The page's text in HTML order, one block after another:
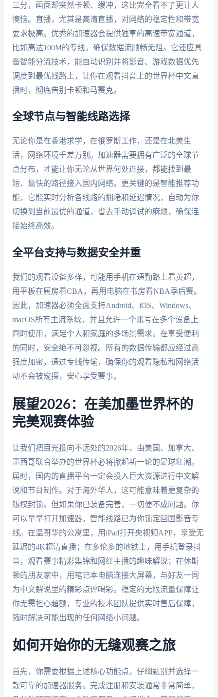
三分，画面却突然卡顿、缓冲，这比完全看不了更让人
懊恼。直播，尤其是高清直播，对网络的稳定性和带宽
要求极高。优秀的加速器会提供独享的高速带宽通道，
比如高达100M的专线，确保数据流顺畅无阻。它还应具
备智能分流技术，能自动识别并将影音、游戏数据优先
调度到最优线路上，让你在观看抖音上的世界杯中文直
播时，彻底告别卡顿和马赛克。
全球节点与智能线路选择
无论你是在香港求学，在俄罗斯工作，还是在北美生
活，网络环境千差万别。加速器需要拥有广泛的全球节
点分布，才能让你无论从世界何处连接，都能找到最
短、最快的路径接入国内网络。更关键的是智能推荐功
能，它能实时分析各线路的拥堵和延迟情况，自动为你
切换到当前最优的通道，省去手动调试的麻烦，确保连
接始终高效。
全平台支持与数据安全并重
我们的观看设备多样，可能用手机在通勤路上看英超，
用平板在厨房看CBA，再用电脑在书房看NBA季后赛。
因此，加速器必须全面支持Android、iOS、Windows、
macOS所有主流系统，并且允许一个账号在多个设备上
同时使用，满足个人和家庭的多场景需求。在享受便利
的同时，安全绝不可忽视。所有的数据传输都应经过高
强度加密，通过专线传输，确保你的观看隐私和网络活
动不会被窥探，安心享受赛事。
展望2026：在美加墨世界杯的
完美观赛体验
让我们把目光投向不远处的2026年，由美国、加拿大、
墨西哥联合举办的世界杯必将掀起新一轮的足球狂潮。
届时，国内的直播平台一定会投入巨大资源进行中文解
说和节目制作。对于海外华人，这可能意味着更复杂的
版权封锁。但如果你已装备完善，一切便不成问题。你
可以早早打开加速器，智能线路已为你锁定回国影音专
线。在温哥华的公寓里，用iPad打开央视频APP，享受无
延迟的4K超清直播；在多伦多的地铁上，用手机登录抖
音，观看赛事精彩集锦和网红主播的趣味解说；在休斯
顿的朋友家中，用笔记本电脑连接大屏幕，与好友一同
为中文解说里的精彩点评喝彩。稳定的无限流量保障让
你无需担心超额，专业的技术团队提供实时售后保障，
随时解决可能出现的任何网络小问题。
如何开始你的无缝观赛之旅
首先，你需要根据上述核心功能点，仔细甄别并选择一
款可靠的加速器服务。完成注册和安装通常非常简单，